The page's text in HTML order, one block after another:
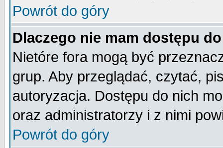
Powrót do góry
Dlaczego nie mam dostępu
Nietóre fora mogą być
grup. Aby przeglądać, czytać,
autoryzacja. Dostępu do nich
oraz administratorzy i z nimi
Powrót do góry